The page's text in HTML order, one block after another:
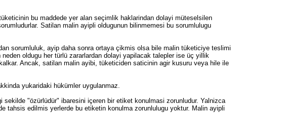
bu maddede yer alan seçimlik haklarindan dolayi müteselsilen
Satilan malin ayipli oldugunun bilinmemesi bu sorumlulugu
sorumluluk, ayip daha sonra ortaya çikmis olsa bile malin tüketiciye teslimi
oldugu her türlü zararlardan dolayi yapilacak talepler ise üç yillik
Ancak, satilan malin ayibi, tüketiciden saticinin agir kusuru veya hile ile
yukaridaki hükümler uygulanmaz.
"özürlüdür" ibaresini içeren bir etiket konulmasi zorunludur. Yalnizca
edilmis yerlerde bu etiketin konulma zorunlulugu yoktur. Malin ayipli